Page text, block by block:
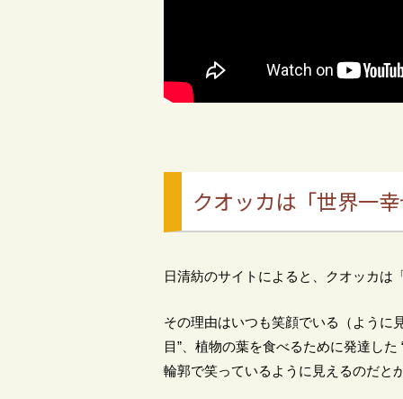
クオッカは「世界一
日清紡のサイトによると、クオッカは
その理由はいつも笑顔でいる（ように
目”、植物の葉を食べるために発達し
輪郭で笑っているように見えるのだと